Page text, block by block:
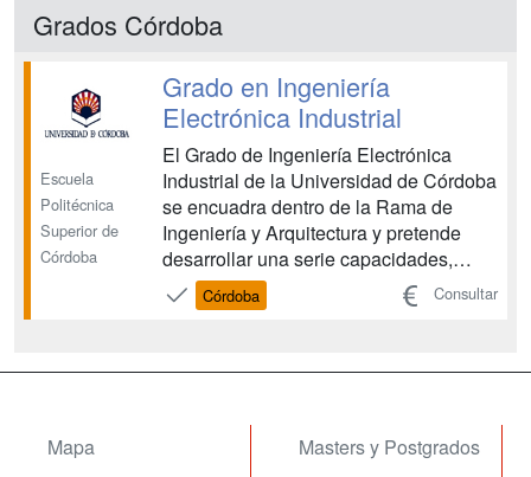
Grados Córdoba
Escuela
Politécnica
Superior de
Córdoba
Grado en Ingeniería
Electrónica Industrial
El Grado de Ingeniería Electrónica
Industrial de la Universidad de Córdoba
se encuadra dentro de la Rama de
Ingeniería y Arquitectura y pretende
desarrollar una serie capacidades,
habilidades y destrezas que permiten la
adquisición de las competencias
Córdoba Consultar
Mapa
Masters y Postgrados